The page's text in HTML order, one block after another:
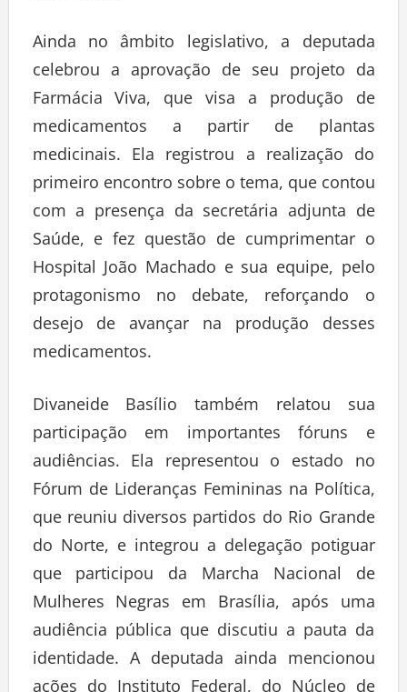
Ainda no âmbito legislativo, a deputada
celebrou a aprovação de seu projeto da
Farmácia Viva, que visa a produção de
medicamentos a partir de plantas
medicinais. Ela registrou a realização do
primeiro encontro sobre o tema, que contou
com a presença da secretária adjunta de
Saúde, e fez questão de cumprimentar o
Hospital João Machado e sua equipe, pelo
protagonismo no debate, reforçando o
desejo de avançar na produção desses
medicamentos.
Divaneide Basílio também relatou sua
participação em importantes fóruns e
audiências. Ela representou o estado no
Fórum de Lideranças Femininas na Política,
que reuniu diversos partidos do Rio Grande
do Norte, e integrou a delegação potiguar
que participou da Marcha Nacional de
Mulheres Negras em Brasília, após uma
audiência pública que discutiu a pauta da
identidade. A deputada ainda mencionou
ações do Instituto Federal, do Núcleo de